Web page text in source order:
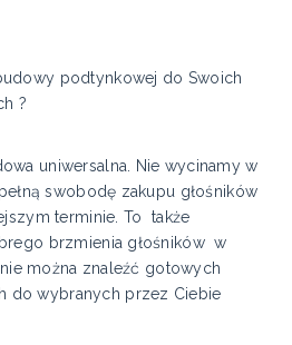
podtynkowej do Swoich
?
uniwersalna. Nie wycinamy w
swobodę zakupu głośników
terminie. To także
brzmienia głośników w
można znaleźć gotowych
do wybranych przez Ciebie